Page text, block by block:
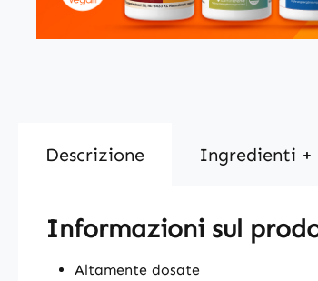
Descrizione Ingredienti +
Informazioni sul
Altamente dosate